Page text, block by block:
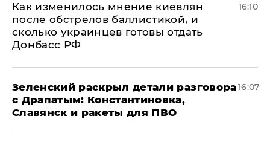
Как изменилось мнение киевлян
после обстрелов баллистикой, и
сколько украинцев готовы отдать
Донбасс РФ
16:10
​Зеленский раскрыл детали разговора
с Драпатым: Константиновка,
Славянск и ракеты для ПВО
16:07